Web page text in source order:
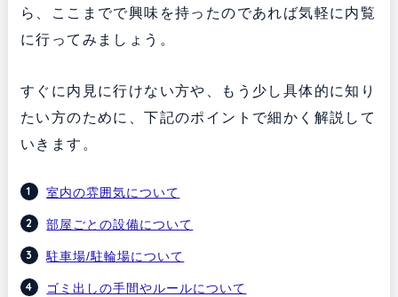
ら、ここまでで興味を持ったのであれば気軽に内覧
に行ってみましょう。
すぐに内見に行けない方や、もう少し具体的に知り
たい方のために、下記のポイントで細かく解説して
いきます。
室内の雰囲気について
部屋ごとの設備について
駐車場/駐輪場について
ゴミ出しの手間やルールについて